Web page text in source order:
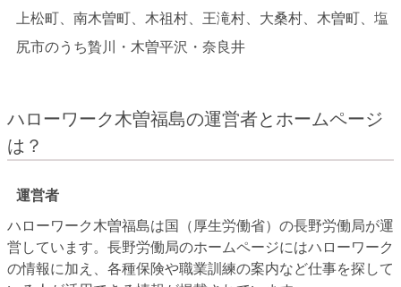
上松町、南木曽町、木祖村、王滝村、大桑村、木曽町、塩
尻市のうち贄川・木曽平沢・奈良井
ハローワーク木曽福島の運営者とホームページ
は？
運営者
ハローワーク木曽福島は国（厚生労働省）の長野労働局が運
営しています。長野労働局のホームページにはハローワーク
の情報に加え、各種保険や職業訓練の案内など仕事を探して